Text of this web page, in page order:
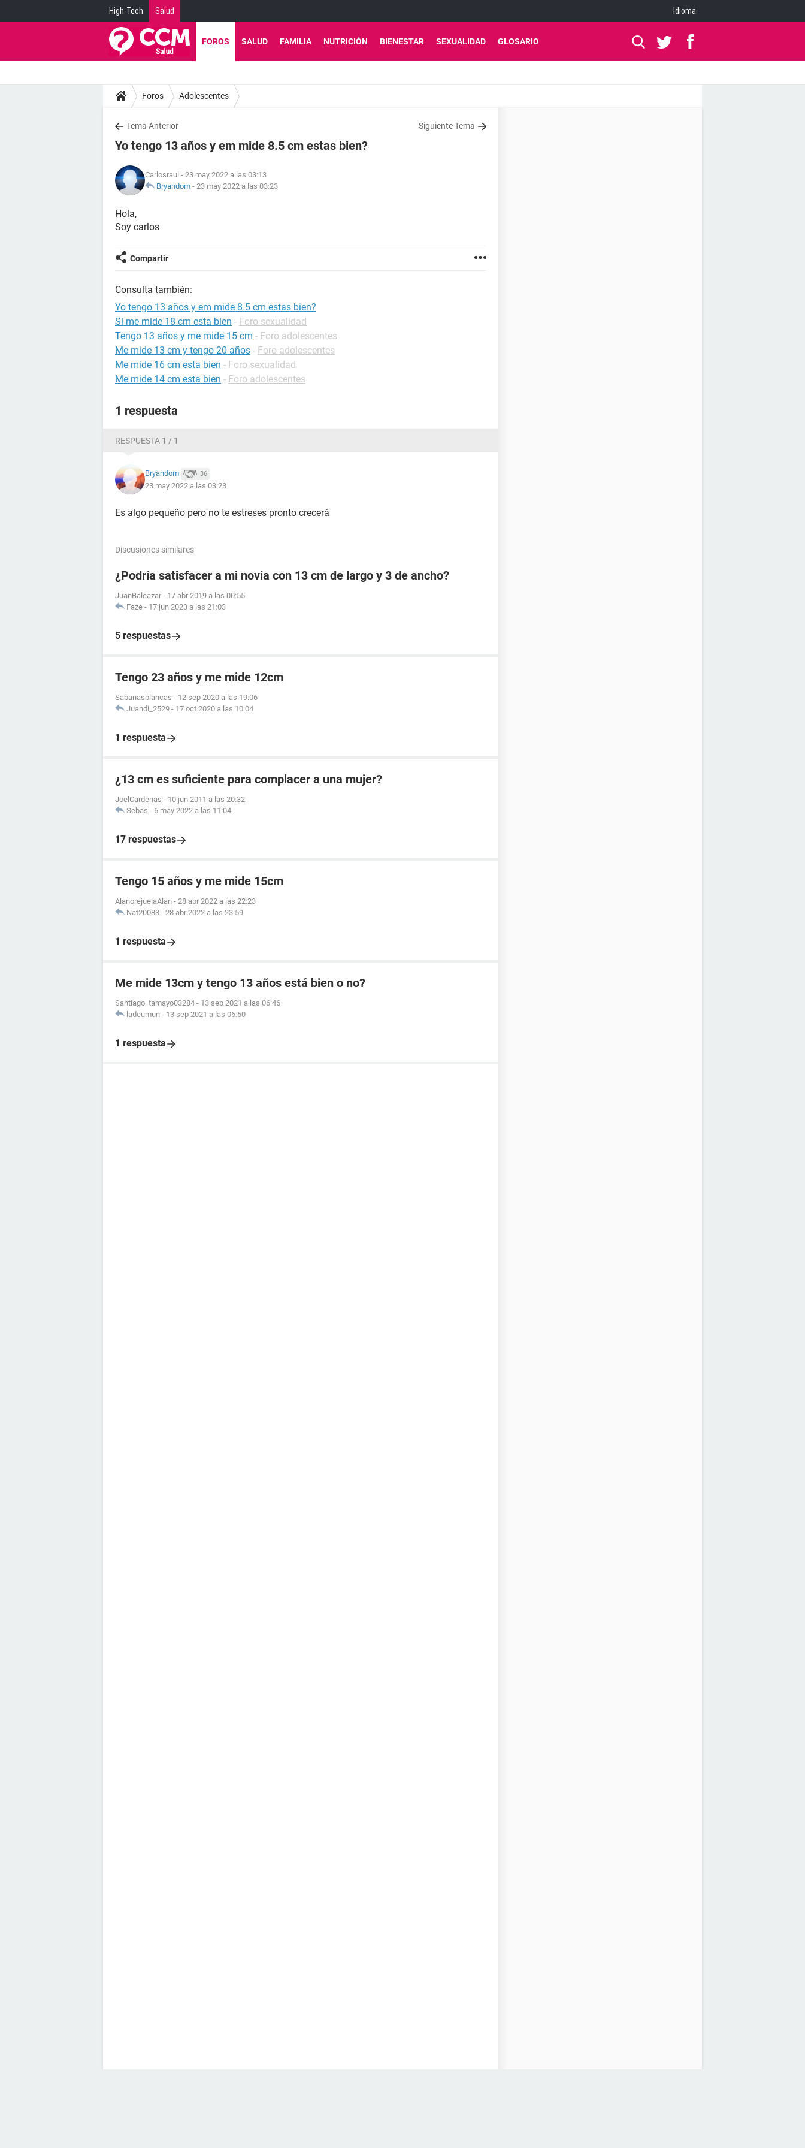
High-Tech Salud Idioma
FOROS SALUD FAMILIA NUTRICIÓN BIENESTAR SEXUALIDAD GLOSARIO
Foros Adolescentes
Tema Anterior Siguiente Tema
Yo tengo 13 años y em mide 8.5 cm estas bien?
Carlosraul - 23 may 2022 a las 03:13
Bryandom - 23 may 2022 a las 03:23
Hola,
Soy carlos
Compartir
Consulta también:
Yo tengo 13 años y em mide 8.5 cm estas bien?
Si me mide 18 cm esta bien - Foro sexualidad
Tengo 13 años y me mide 15 cm - Foro adolescentes
Me mide 13 cm y tengo 20 años - Foro adolescentes
Me mide 16 cm esta bien - Foro sexualidad
Me mide 14 cm esta bien - Foro adolescentes
1 respuesta
RESPUESTA 1 / 1
Bryandom 36
23 may 2022 a las 03:23
Es algo pequeño pero no te estreses pronto crecerá
Discusiones similares
¿Podría satisfacer a mi novia con 13 cm de largo y 3 de ancho?
JuanBalcazar - 17 abr 2019 a las 00:55
Faze - 17 jun 2023 a las 21:03
5 respuestas
Tengo 23 años y me mide 12cm
Sabanasblancas - 12 sep 2020 a las 19:06
Juandi_2529 - 17 oct 2020 a las 10:04
1 respuesta
¿13 cm es suficiente para complacer a una mujer?
JoelCardenas - 10 jun 2011 a las 20:32
Sebas - 6 may 2022 a las 11:04
17 respuestas
Tengo 15 años y me mide 15cm
AlanorejuelaAlan - 28 abr 2022 a las 22:23
Nat20083 - 28 abr 2022 a las 23:59
1 respuesta
Me mide 13cm y tengo 13 años está bien o no?
Santiago_tamayo03284 - 13 sep 2021 a las 06:46
ladeumun - 13 sep 2021 a las 06:50
1 respuesta